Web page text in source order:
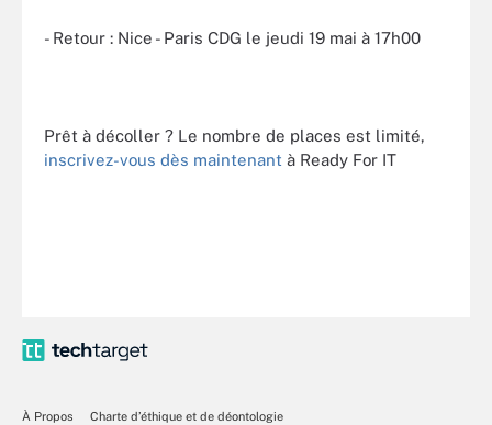
- Retour : Nice - Paris CDG le jeudi 19 mai à 17h00
Prêt à décoller ? Le nombre de places est limité,
inscrivez-vous dès maintenant à Ready For IT
À Propos
Charte d’éthique et de déontologie